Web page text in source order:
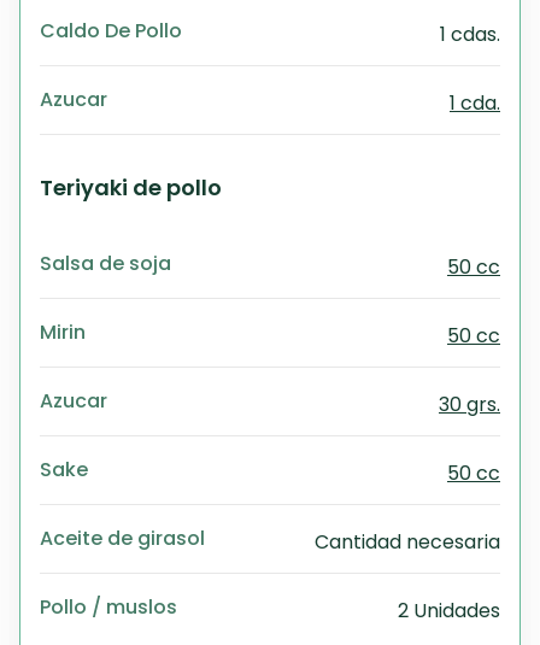
Caldo De Pollo 1 cdas.
Azucar 1 cda.
Teriyaki de pollo
Salsa de soja 50 cc
Mirin 50 cc
Azucar 30 grs.
Sake 50 cc
Aceite de girasol Cantidad necesaria
Pollo / muslos 2 Unidades